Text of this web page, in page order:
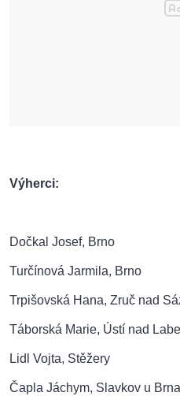
Výherci:
Dočkal Josef, Brno
Turčínová Jarmila, Brno
Trpišovská Hana, Zruč nad
Táborská Marie, Ústí nad
Lidl Vojta, Stěžery
Čapla Jáchym, Slavkov u Brna